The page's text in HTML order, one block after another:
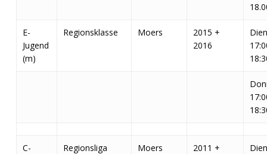
E-
Jugend
(m)
Regionsklasse Moers
2015 +
2016
C-
Regionsliga Moers
2011 +